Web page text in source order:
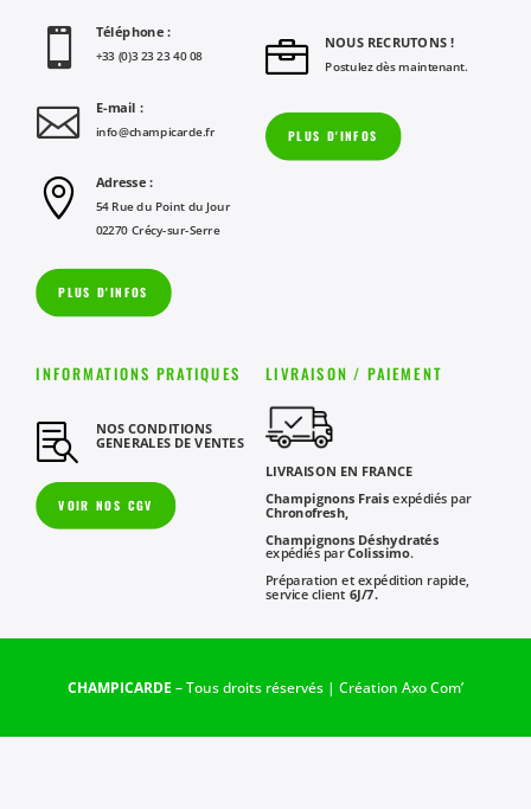
 Téléphone :
+33 (0)3 23 23 40 08
 E-mail :
info@champicarde.fr
 Adresse :
54 Rue du Point du Jour
02270 Crécy-sur-Serre
PLUS D'INFOS
 NOUS RECRUTONS !
Postulez dès maintenant.
PLUS D'INFOS
INFORMATIONS PRATIQUES
 NOS CONDITIONS
GENERALES DE VENTES
VOIR NOS CGV
LIVRAISON / PAIEMENT
LIVRAISON EN FRANCE
Champignons Fraisexpédiés par
Chronofresh,
Champignons Déshydratés
expédiés parColissimo.
Préparation et expédition rapide,
service client 6J/7.
CHAMPICARDE – Tous droits réservés | Création Axo Com’